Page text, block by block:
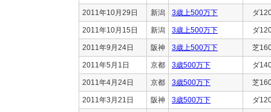
2011年10月29日 新潟 3歳上500万下 ダ
2011年10月15日 新潟 3歳上500万下 ダ
2011年9月24日 阪神 3歳上500万下 芝
2011年5月1日 京都 3歳500万下 ダ
2011年4月24日 京都 3歳500万下 芝
2011年3月21日 阪神 3歳500万下 ダ